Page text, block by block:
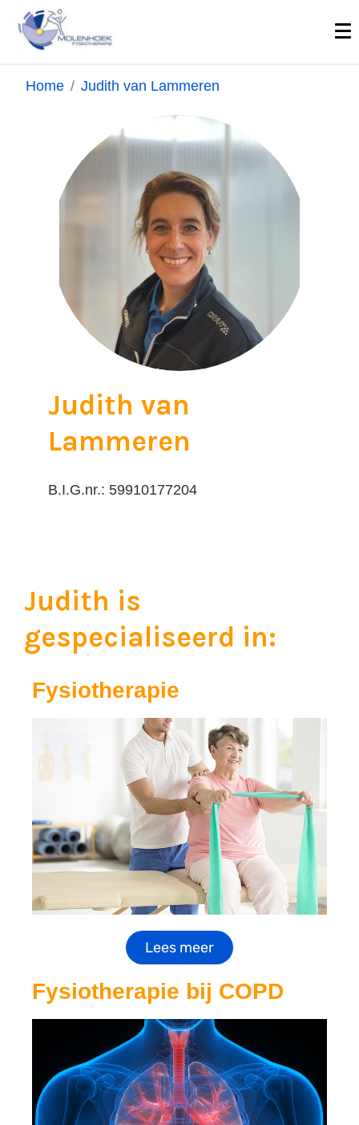
Home Judith van Lammeren
Judith van
Lammeren
B.I.G.nr.: 59910177204
Judith is
gespecialiseerd in:
Fysiotherapie
Lees meer
Fysiotherapie bij COPD